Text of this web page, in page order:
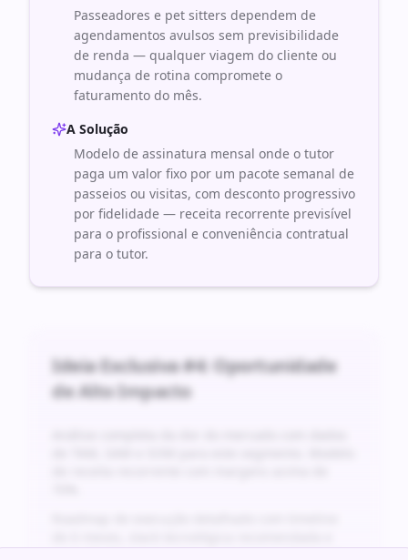
Passeadores e pet sitters dependem de
agendamentos avulsos sem previsibilidade
de renda — qualquer viagem do cliente ou
mudança de rotina compromete o
faturamento do mês.
A Solução
Modelo de assinatura mensal onde o tutor
paga um valor fixo por um pacote semanal de
passeios ou visitas, com desconto progressivo
por fidelidade — receita recorrente previsível
para o profissional e conveniência contratual
para o tutor.
Ideia Exclusiva #4: Oportunidade
de Alto Impacto